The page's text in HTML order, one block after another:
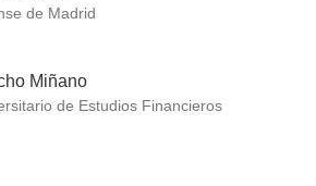
de Madrid
Miñano
de Estudios Financieros